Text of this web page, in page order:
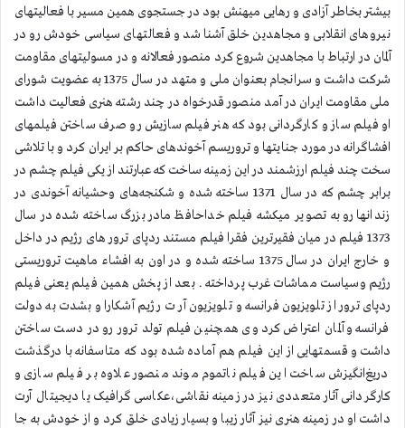
بیشتر بخاطر آزادی و رهایی میهنش بود در جستجوی همین مسیر با فعالیتهای
نیروهای انقلابی و مجاهدین خلق آشنا شد و فعالتهای سیاسی خودش رو در
آلمان در ارتباط با مجاهدین شروع کرد منصور فعالانه و در مسولیتهای مقاومت
شرکت داشت و سرانجام بعنوان ملی و متهد در سال 1375 به عضویت شورای
ملی مقاومت ایران در آمد منصور قدرخواه در چند رشته هنری فعالیت داشت
او فیلم ساز و کارگردانی بود که هنر فیلم سازیش رو صرف ساختن فیلمهای
افشاگرانه در مورد جنایتها و تروریسم آخوندهای حاکم بر ایران کرد و با تلاشی
سخت چند فیلم ارزشمند در این زمینه ساخت که عبارتند از یکی فیلم چشم در
برابر چشم که در سال 1371 ساخته شده و شکنجه‌های وحشیانه آخوندی در
زندانها رو به تصویر میکشه فیلم خداحافظ مادر بزرگ ساخته شده در سال
1373 فیلم در میان فقیر‌ترین فقرا فیلم مستند ردپای ترور های رژیم در داخل
و خارج ایران در سال 1375 ساخته شده و در اون به افشاء ماهیت تروریستی
رژیم وسیاست مماشات غرب پرداخته . بعد از پخش همین فیلم یعنی فیلم
ردپای ترور از تلویزیون فرانسه و تلویزیون آر ت رژیم آشکارا و بشدت به دولت
فرانسه و آلمان اعتراض کرد وی همچنین فیلم تولد ترور رو در دست ساختن
داشت و قسمتهایی از این فیلم هم آماده شده بود که متاسفانه با درگذشت
دریغ‌انگیزش ساخت این فیلم ناتموم موند منصور علاوه بر فیلم سازی و
کارگردانی آثار متعددی نیز در زمینه نقاشی،عکاسی گرافیک یا دیجیتال آرت
داشت او در زمینه هنری نیز آثار زیبا و بسیار زیادی خلق کرد و از خودش به جا